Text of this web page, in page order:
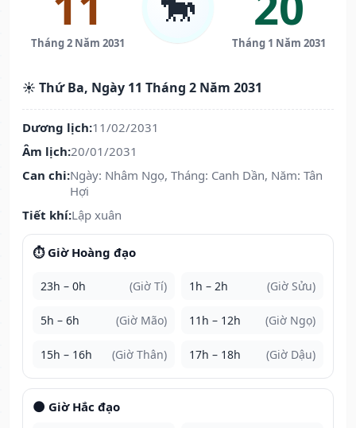
Tháng 2 Năm 2031 Tháng 1 Năm 2031
☀️ Thứ Ba, Ngày 11 Tháng 2 Năm 2031
Dương lịch:11/02/2031
Âm lịch:20/01/2031
Can chi:Ngày: Nhâm Ngọ, Tháng: Canh Dần, Năm: Tân
Hợi
Tiết khí:Lập xuân
⏱️ Giờ Hoàng đạo
23h – 0h (Giờ Tí) 1h – 2h (Giờ Sửu)
5h – 6h (Giờ Mão) 11h – 12h (Giờ Ngọ)
15h – 16h (Giờ Thân) 17h – 18h (Giờ Dậu)
🌑 Giờ Hắc đạo